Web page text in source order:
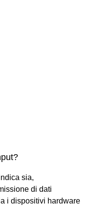
sia,
di dati
i dispositivi hardware